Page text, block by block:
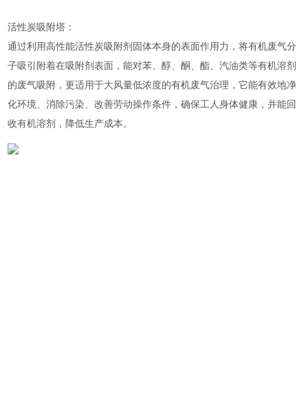
活性炭吸附塔：
通过利用高性能活性炭吸附剂固体本身的表面作用力，将有机废气分
子吸引附着在吸附剂表面，能对苯、醇、酮、酯、汽油类等有机溶剂
的废气吸附，更适用于大风量低浓度的有机废气治理，它能有效地净
化环境、消除污染、改善劳动操作条件，确保工人身体健康，并能回
收有机溶剂，降低生产成本。